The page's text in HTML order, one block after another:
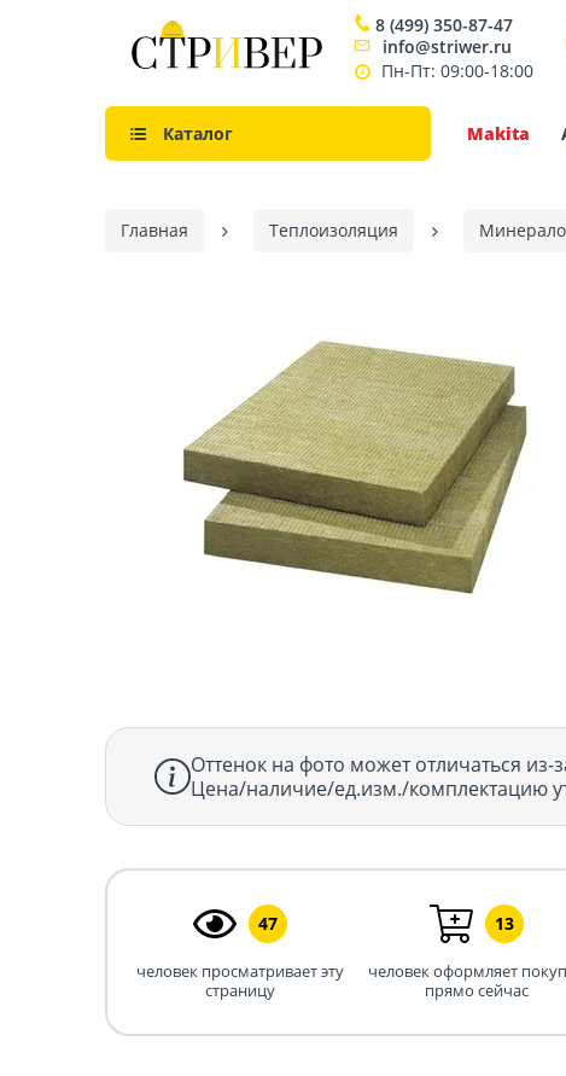
8 (499) 350-87-47
info@striwer.ru
Пн-Пт: 09:00-18:00
Каталог Makita
Главная Теплоизоляция
Оттенок на фото может отличаться
Цена/наличие/ед.изм./комплектацию
47
человек просматривает эту
страницу
13
человек оформляет
прямо сейчас